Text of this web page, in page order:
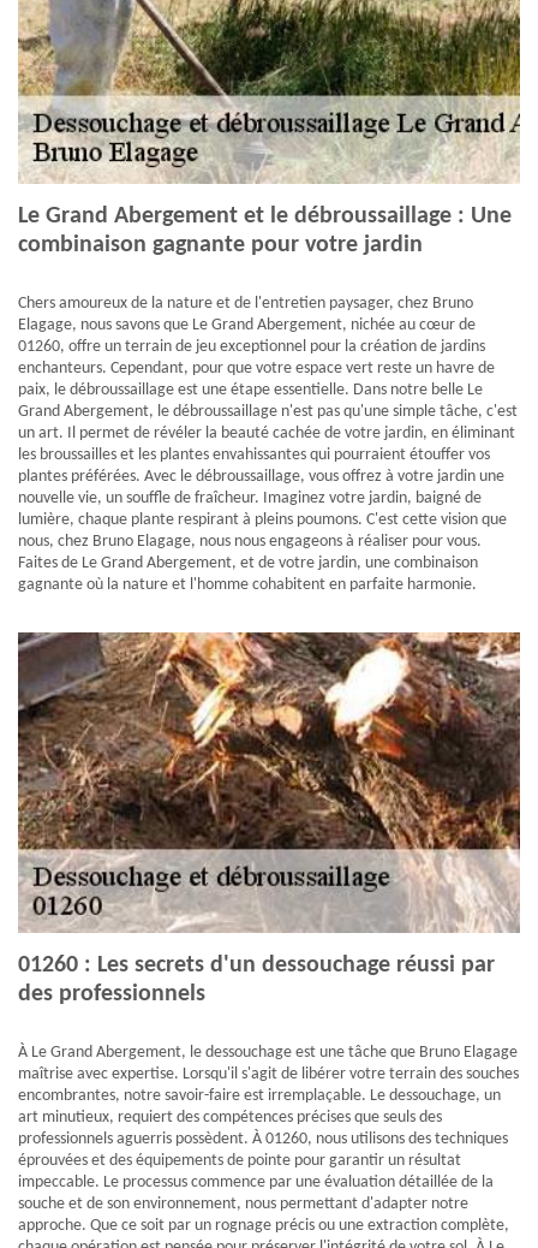
Le Grand Abergement et le débroussaillage : Une
combinaison gagnante pour votre jardin
Chers amoureux de la nature et de l'entretien paysager, chez Bruno
Elagage, nous savons que Le Grand Abergement, nichée au cœur de
01260, offre un terrain de jeu exceptionnel pour la création de jardins
enchanteurs. Cependant, pour que votre espace vert reste un havre de
paix, le débroussaillage est une étape essentielle. Dans notre belle Le
Grand Abergement, le débroussaillage n'est pas qu'une simple tâche, c'est
un art. Il permet de révéler la beauté cachée de votre jardin, en éliminant
les broussailles et les plantes envahissantes qui pourraient étouffer vos
plantes préférées. Avec le débroussaillage, vous offrez à votre jardin une
nouvelle vie, un souffle de fraîcheur. Imaginez votre jardin, baigné de
lumière, chaque plante respirant à pleins poumons. C'est cette vision que
nous, chez Bruno Elagage, nous nous engageons à réaliser pour vous.
Faites de Le Grand Abergement, et de votre jardin, une combinaison
gagnante où la nature et l'homme cohabitent en parfaite harmonie.
01260 : Les secrets d'un dessouchage réussi par
des professionnels
À Le Grand Abergement, le dessouchage est une tâche que Bruno Elagage
maîtrise avec expertise. Lorsqu'il s'agit de libérer votre terrain des souches
encombrantes, notre savoir-faire est irremplaçable. Le dessouchage, un
art minutieux, requiert des compétences précises que seuls des
professionnels aguerris possèdent. À 01260, nous utilisons des techniques
éprouvées et des équipements de pointe pour garantir un résultat
impeccable. Le processus commence par une évaluation détaillée de la
souche et de son environnement, nous permettant d'adapter notre
approche. Que ce soit par un rognage précis ou une extraction complète,